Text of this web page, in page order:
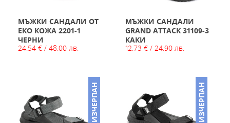
МЪЖКИ САНДАЛИ ОТ
ЕКО КОЖА 2201-1
ЧЕРНИ
24.54 € / 48.00 лв.
МЪЖКИ САНДАЛИ
GRAND ATTACK 31109-3
КАКИ
12.73 € / 24.90 лв.
ИЗЧЕРПАН ИЗЧЕРПАН